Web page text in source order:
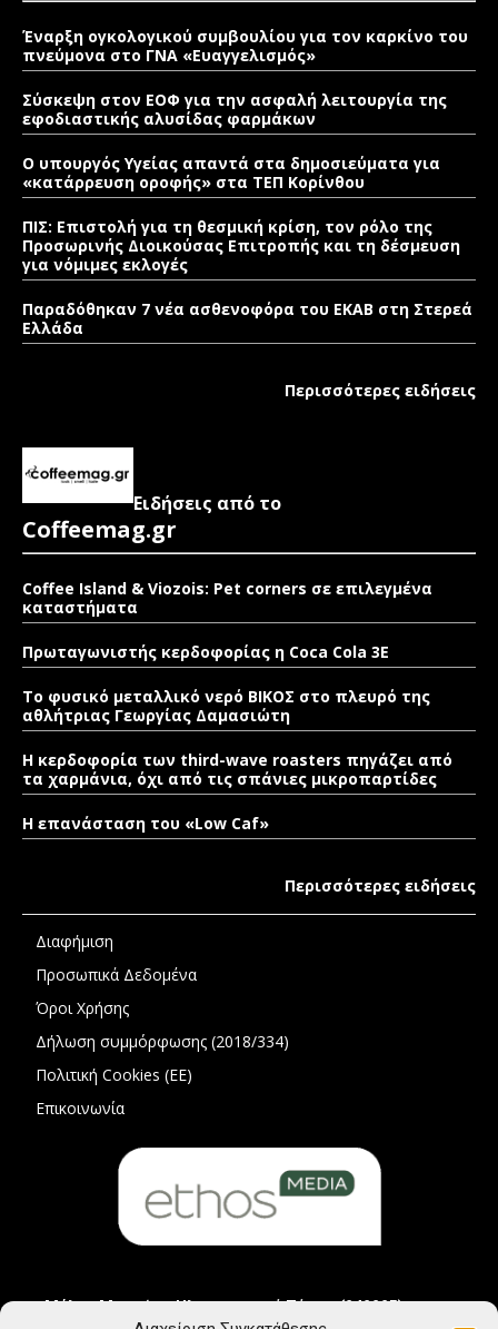
Έναρξη ογκολογικού συμβουλίου για τον καρκίνο του
πνεύμονα στο ΓΝΑ «Ευαγγελισμός»
Σύσκεψη στον ΕΟΦ για την ασφαλή λειτουργία της
εφοδιαστικής αλυσίδας φαρμάκων
Ο υπουργός Υγείας απαντά στα δημοσιεύματα για
«κατάρρευση οροφής» στα ΤΕΠ Κορίνθου
ΠΙΣ: Επιστολή για τη θεσμική κρίση, τον ρόλο της
Προσωρινής Διοικούσας Επιτροπής και τη δέσμευση
για νόμιμες εκλογές
Παραδόθηκαν 7 νέα ασθενοφόρα του ΕΚΑΒ στη Στερεά
Ελλάδα
Περισσότερες ειδήσεις
Ειδήσεις από το
Coffeemag.gr
Coffee Island & Viozois: Pet corners σε επιλεγμένα
καταστήματα
Πρωταγωνιστής κερδοφορίας η Coca Cola 3E
Το φυσικό μεταλλικό νερό ΒΙΚΟΣ στο πλευρό της
αθλήτριας Γεωργίας Δαμασιώτη
Η κερδοφορία των third-wave roasters πηγάζει από
τα χαρμάνια, όχι από τις σπάνιες μικροπαρτίδες
Η επανάσταση του «Low Caf»
Περισσότερες ειδήσεις
Διαφήμιση
Προσωπικά Δεδομένα
Όροι Χρήσης
Δήλωση συμμόρφωσης (2018/334)
Πολιτική Cookies (ΕΕ)
Επικοινωνία
Μέλος Μητρώου Ηλεκτρονικού Τύπου (242225)